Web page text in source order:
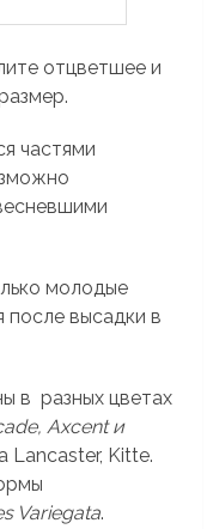
отцветшее и
частями
молодые
после высадки в
в разных цветах
Axcent и
Lancaster, Kitte.
Variegata.